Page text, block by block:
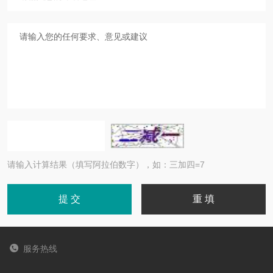
请输入计算结果（填写阿拉伯数字），如：三加四=7
服务热线